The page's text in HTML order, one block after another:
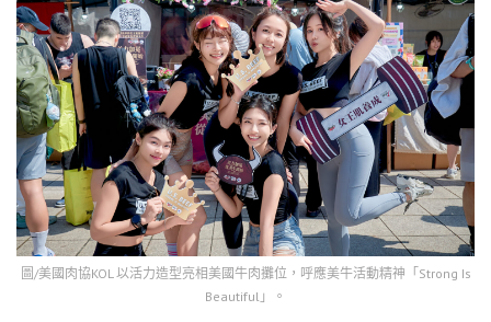
圖/美國肉協KOL 以活力造型亮相美國牛肉攤位，呼應美牛活動精神「Strong Is
Beautiful」。